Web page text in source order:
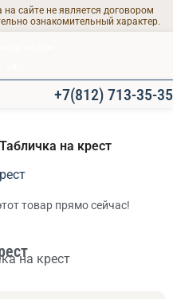
сайте не является договором
ознакомительный характер.
+7(812) 713-35-35
Табличка на крест
товар прямо сейчас!
на крест